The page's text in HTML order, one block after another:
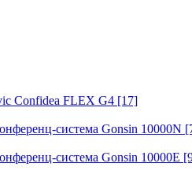
Confidea FLEX G4 [17]
система Gonsin 10000N
система Gonsin 10000E